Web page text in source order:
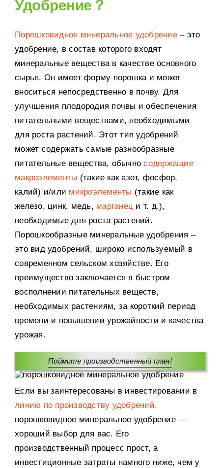
Вспомогательное оборудование
Постобработка
Случай
Решение «под ключ»
Новый Пост
Связь
Удобрение？
Порошковидное минеральное удобрение– это
удобрение, в состав которого входят
минеральные вещества в качестве основного
сырья. Он имеет форму порошка и может
вноситься непосредственно в почву. Для
улучшения плодородия почвы и обеспечения
питательными веществами, необходимыми
для роста растений. Этот тип удобрений
может содержать самые разнообразные
питательные вещества, обычносодержащие
макроэлементы (такие как азот, фосфор,
калий) и/или микроэлементы (такие как
железо, цинк, медь, марганец и т. д.),
необходимые для роста растений.
Порошкообразные минеральные удобрения –
это вид удобрений, широко используемый в
современном сельском хозяйстве. Его
преимущество заключается в быстром
восполнении питательных веществ,
необходимых растениям, за короткий период
времени и повышении урожайности и качества
урожая.
Поймите производственный план!
Если вы заинтересованы в инвестировании в
линию по производству удобрений,
порошковидное минеральное удобрение —
хороший выбор для вас. Его
производственный процесс прост, а
инвестиционные затраты намного ниже, чем у